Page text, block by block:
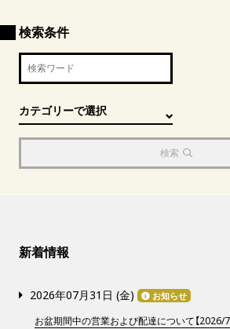
検索条件
検索
新着情報
2026年07月31日 (金) お知らせ
お盆期間中の営業および配達について【2026/